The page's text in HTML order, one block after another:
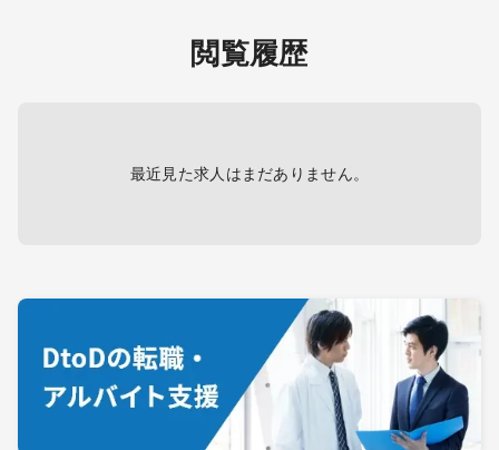
閲覧履歴
最近見た求人はまだありません。